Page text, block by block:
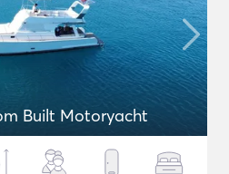
Economic Custom Built Motoryacht